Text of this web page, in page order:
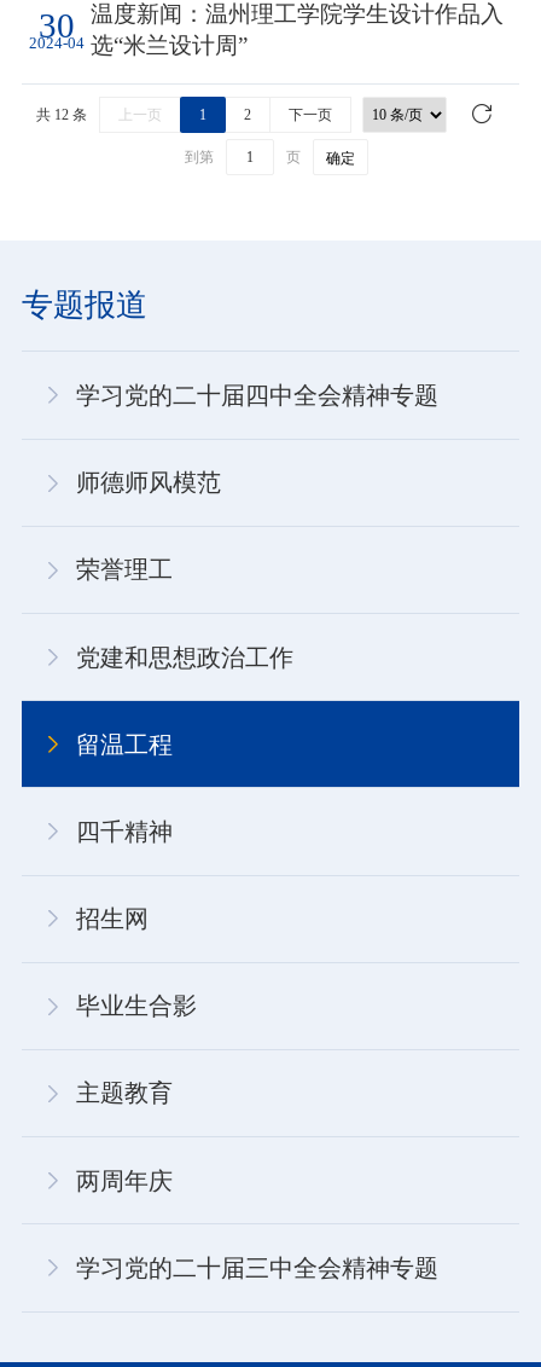
30
2024-04
温度新闻：温州理工学院学生设计作品入
选“米兰设计周”
共 12 条 上一页 1 2 下一页
到第 页 确定
专题报道
学习党的二十届四中全会精神专题
师德师风模范
荣誉理工
党建和思想政治工作
留温工程
四千精神
招生网
毕业生合影
主题教育
两周年庆
学习党的二十届三中全会精神专题